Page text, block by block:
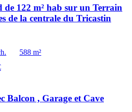
de 122 m² hab sur un Terrain
de la centrale du Tricastin
588 m²
Balcon , Garage et Cave